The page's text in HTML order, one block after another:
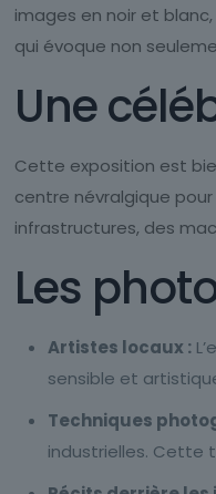
images en noir et
qui évoque non
Une
Cette exposition est
centre névralgique
infrastructures, des
Les
Artistes locaux :
sensible et
Techniques
industrielles. Cette